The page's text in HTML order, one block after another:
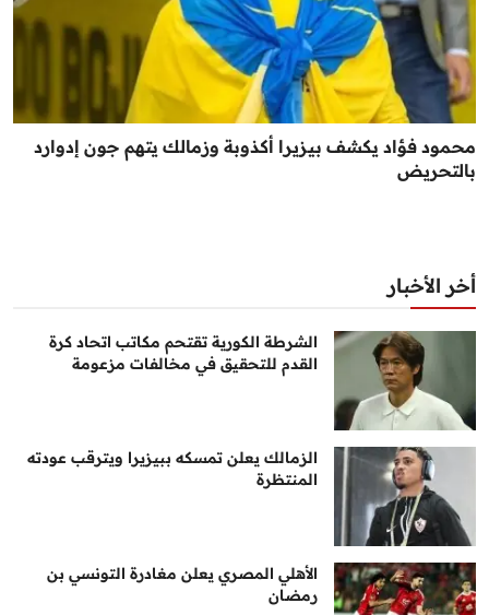
محمود فؤاد يكشف بيزيرا أكذوبة وزمالك يتهم جون إدوارد
بالتحريض
أخر الأخبار
الشرطة الكورية تقتحم مكاتب اتحاد كرة
القدم للتحقيق في مخالفات مزعومة
الزمالك يعلن تمسكه ببيزيرا ويترقب عودته
المنتظرة
الأهلي المصري يعلن مغادرة التونسي بن
رمضان